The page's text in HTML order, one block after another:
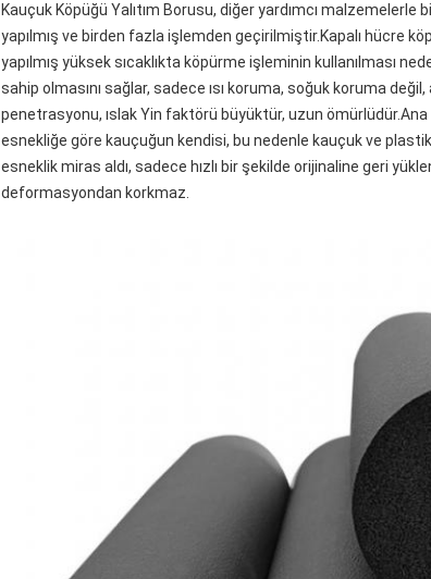
Kauçuk Köpüğü Yalıtım Borusu, diğer yardımcı
yapılmış ve birden fazla işlemden geçirilmiştir.Kapalı hücre
yapılmış yüksek sıcaklıkta köpürme işleminin kullanılması
sahip olmasını sağlar, sadece ısı koruma, soğuk koruma
penetrasyonu, ıslak Yin faktörü büyüktür, uzun
esnekliğe göre kauçuğun kendisi, bu nedenle kauçuk ve
esneklik miras aldı, sadece hızlı bir şekilde orijinaline geri
deformasyondan korkmaz.